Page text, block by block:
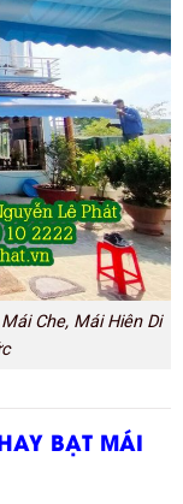
Che, Mái Hiên Di
BẠT MÁI